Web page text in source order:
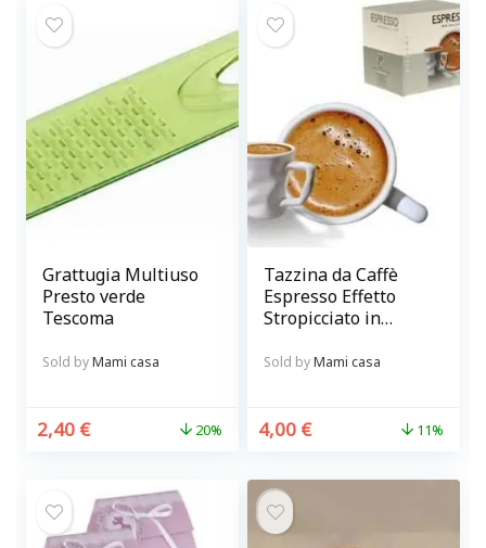
Grattugia Multiuso
Presto verde
Tescoma
Sold byMami casa
2,40 € 20%
Tazzina da Caffè
Espresso Effetto
Stropicciato in
Sold byMami casa
4,00 € 11%